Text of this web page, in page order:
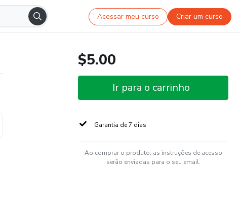
Acessar meu curso Criar um curso
$5.00
Ir para o carrinho
Garantia de 7 dias
Ao comprar o produto, as instruções de acesso
serão enviadas para o seu email.